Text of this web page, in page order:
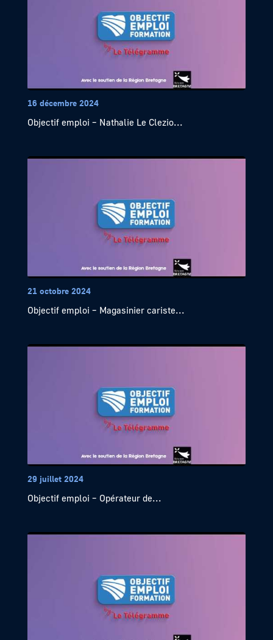
16 décembre 2024
Objectif emploi – Nathalie Le Clezio...
21 octobre 2024
Objectif emploi – Magasinier cariste...
29 juillet 2024
Objectif emploi – Opérateur de...